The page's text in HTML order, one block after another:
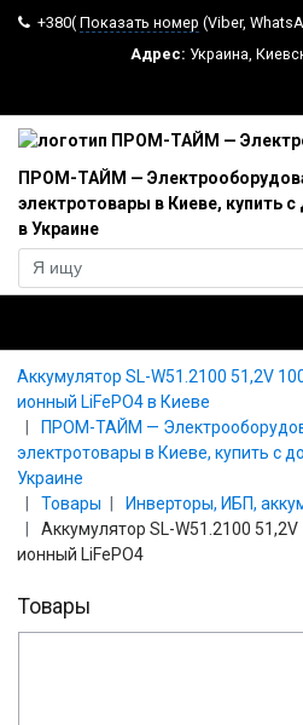
+380( Показать номер (Viber,
Адрес: Украина,
ПРОМ-ТАЙМ —
электротовары в Киеве, купить
в Украине
Аккумулятор SL-W51.2100 51,2V
ионный LiFePO4 в Киеве
ПРОМ-ТАЙМ —
электротовары в Киеве, купить с
Украине
Товары
Инверторы, ИБП,
Аккумулятор SL-W51.2100 51,2V
ионный LiFePO4
Товары